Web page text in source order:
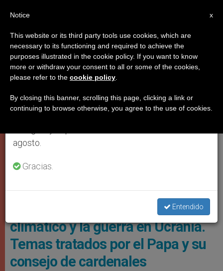
PAPA FRANCISCO
La situación política en el mundo,
el papel de la mujer, el cambio
climático y la guerra en Ucrania.
Temas tratados por el Papa y su
consejo de cardenales
×
Aviso importante
Del 27 de julio al 7 de agosto haremos la pausa
anual, aprovechando que en el periodo de verano
se generan menos informaciones y también el
agosto.
Gracias.
Entendido
x
Notice
This website or its third party tools use cookies, which are
necessary to its functioning and required to achieve the
purposes illustrated in the cookie policy. If you want to know
more or withdraw your consent to all or some of the cookies,
please refer to the cookie policy
By closing this banner, scrolling this page, clicking a link or
continuing to browse otherwise, you agree to the use of cookies.